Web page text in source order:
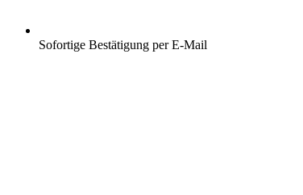
Sofortige Bestätigung per E-Mail